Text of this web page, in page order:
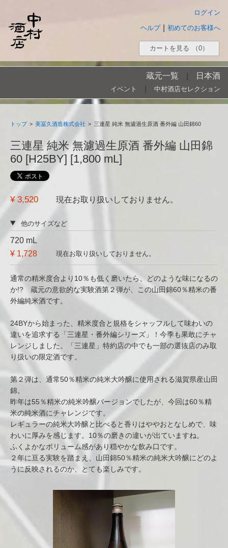
ログイン
初めてのお客様へ
ヘルプ
カートを見る （0）
蔵元一覧 日本酒
イベント 中村酒店セレクション
トップ > 美冨久酒造株式会社 > 三連星 純米 無濾過生原酒 番外編 山田錦60
三連星 純米 無濾過生原酒 番外編 山田錦
60 [H25BY] [1,800 mL]
¥ 3,520 現在お取り扱いしておりません。
他のサイズなど
720 mL
¥ 1,728
現在お取り扱いしておりません。
通常の精米度合より10％も低く磨いたら、どのような味になるの
か!? 蔵元の意欲的な実験酒第２弾が、この山田錦60％精米の番
外編純米酒です。
24BYから始まった、精米度合と規格をシャッフルして味わいの
違いを追求する「三連星・番外編シリーズ」！今季も果敢にチャ
レンジしました。「三連星」特約店の中でも一部の選抜店のみ取
り扱いの限定酒です。
第２弾は、通常50％精米の純米大吟醸に使用される滋賀県産山田
錦。
昨年は55％精米の純米吟醸バージョンでしたが、今回は60％精
米の純米酒にチャレンジです。
レギュラーの純米大吟醸と比べると香りはややおとなしめで、味
わいに厚みを感じます。10％の磨きの違いが出ていますね。
ふくよかなボリューム感があり穏やかな飲み口です。
２年に亘る実験を踏まえ、山田錦50％精米の純米大吟醸にどのよ
うに反映されるのか、とても楽しみです。